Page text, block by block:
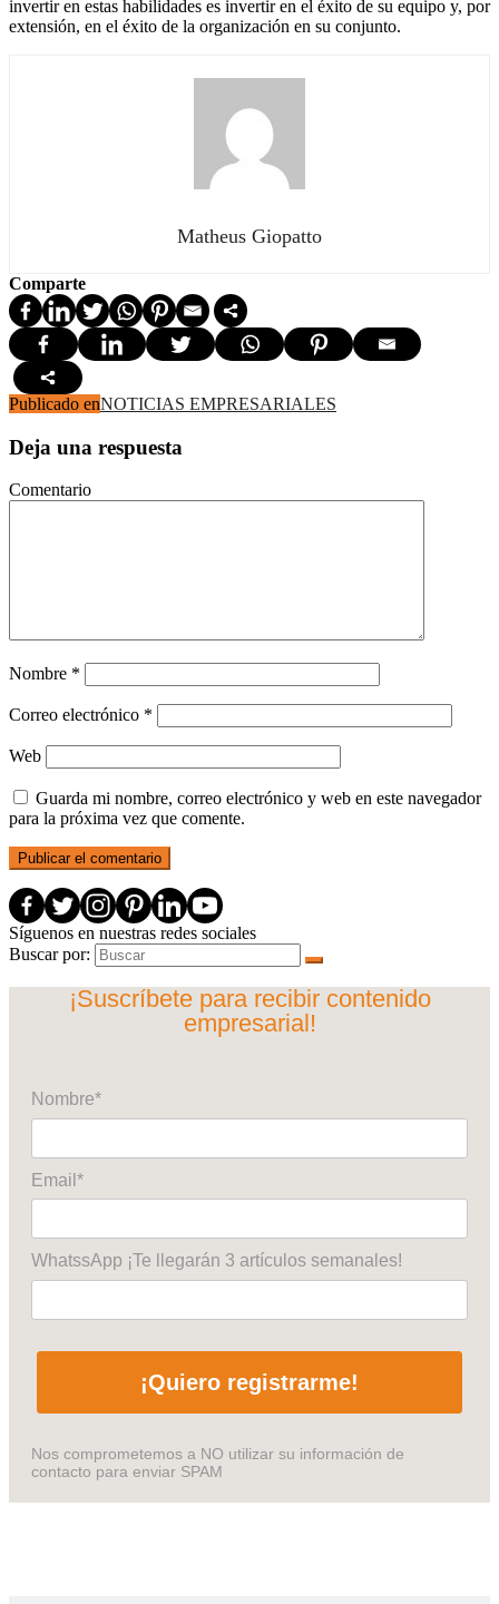
invertir en estas habilidades es invertir en el éxito de su equipo y, por
extensión, en el éxito de la organización en su conjunto.
Matheus Giopatto
Comparte
Publicado enNOTICIAS EMPRESARIALES
Deja una respuesta
Comentario
Nombre *
Correo electrónico *
Web
Guarda mi nombre, correo electrónico y web en este navegador
para la próxima vez que comente.
Síguenos en nuestras redes sociales
Buscar por:
¡Suscríbete para recibir contenido
empresarial!
Nombre*
Email*
WhatssApp ¡Te llegarán 3 artículos semanales!
¡Quiero registrarme!
Nos comprometemos a NO utilizar su información de
contacto para enviar SPAM